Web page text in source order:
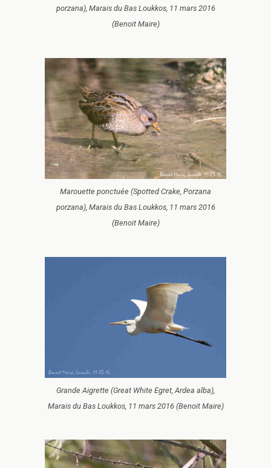
porzana), Marais du Bas Loukkos, 11 mars 2016
(Benoit Maire)
Marouette ponctuée (Spotted Crake, Porzana
porzana), Marais du Bas Loukkos, 11 mars 2016
(Benoit Maire)
Grande Aigrette (Great White Egret, Ardea alba),
Marais du Bas Loukkos, 11 mars 2016 (Benoit Maire)